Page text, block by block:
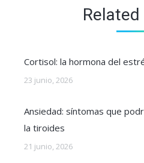
Cortisol: la hormona del
23 junio, 2026
Ansiedad: síntomas que
la tiroides
21 junio, 2026